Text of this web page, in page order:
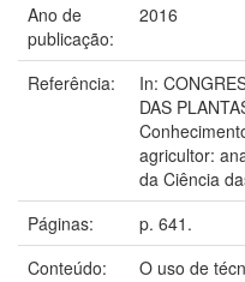
Ano de
publicação:
2016
Referência:
In:
DAS
agricultor:
da Ciência
Páginas:
p. 641.
Conteúdo:
O uso de